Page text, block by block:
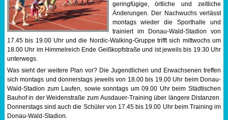
geringfügige, örtliche und zeitliche
Änderungen. Der Nachwuchs verlässt
montags wieder die Sporthalle und
trainiert im Donau-Wald-Stadion von
17.45 bis 19.00 Uhr und die Nordic-Walking-Gruppe trifft sich mittwochs um
18.00 Uhr im Himmelreich Ende Geißkopfstraße und ist jeweils bis 19.30 Uhr
unterwegs.
Was sieht der weitere Plan vor? Die Jugendlichen und Erwachsenen treffen
sich montags und donnerstags jeweils von 18.00 bis 19.00 Uhr beim Donau-
Wald-Stadion zum Laufen, sowie sonntags um 09.00 Uhr beim Städtischen
Bauhof in der Weidenstraße zum Ausdauer-Training über längere Distanzen.
Donnerstags sind auch die Schüler von 17.45 bis 19.00 Uhr beim Training im
Donau-Wald-Stadion.
Schwimmen
Orientierungslauf
Nachwuchsförderung
Sportabzeichen
Tempo & Gymnastik
SEPA Info
Bankverbindung